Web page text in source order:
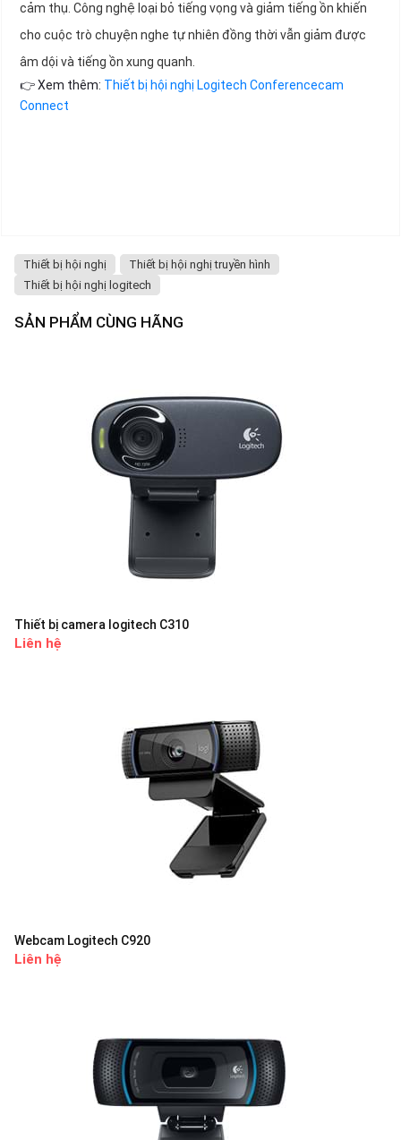
cảm thụ. Công nghệ loại bỏ tiếng vọng và giảm tiếng ồn khiến
cho cuộc trò chuyện nghe tự nhiên đồng thời vẫn giảm được
âm dội và tiếng ồn xung quanh.
👉 Xem thêm: Thiết bị hội nghị Logitech Conferencecam
Connect
Thiết bị hội nghị
Thiết bị hội nghị truyền hình
Thiết bị hội nghị logitech
SẢN PHẨM CÙNG HÃNG
Thiết bị camera logitech C310
Liên hệ
Webcam Logitech C920
Liên hệ